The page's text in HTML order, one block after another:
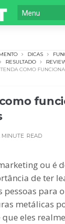
DICAS
RESULTADO
COMO
MINUTE READ
ou é
de ter
para
metálicas
eles